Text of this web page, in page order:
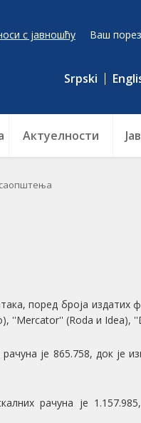
с јавношћу Ваш
Srpski
Актуелности
поред броја издатих
''Mercator'' (Roda и Idea),
је 865.758, док је
рачуна је